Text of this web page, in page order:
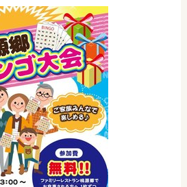
ド AIコンシェルジュです。
いします。